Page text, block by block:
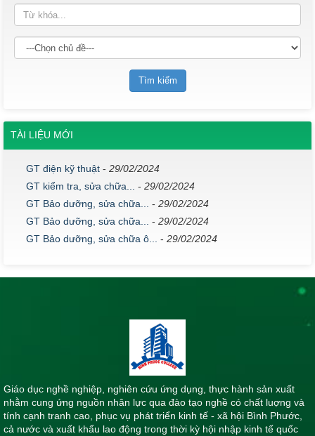
TÀI LIỆU MỚI
GT điện kỹ thuật - 29/02/2024
GT kiểm tra, sửa chữa... - 29/02/2024
GT Bảo dưỡng, sửa chữa... - 29/02/2024
GT Bảo dưỡng, sửa chữa... - 29/02/2024
GT Bảo dưỡng, sửa chữa ô... - 29/02/2024
Giáo dục nghề nghiệp, nghiên cứu ứng dụng, thực hành sản xuất
nhằm cung ứng nguồn nhân lực qua đào tạo nghề có chất luợng và
tính cạnh tranh cao, phục vụ phát triển kinh tế - xã hội Bình Phước,
cả nước và xuất khẩu lao động trong thời kỳ hội nhập kinh tế quốc